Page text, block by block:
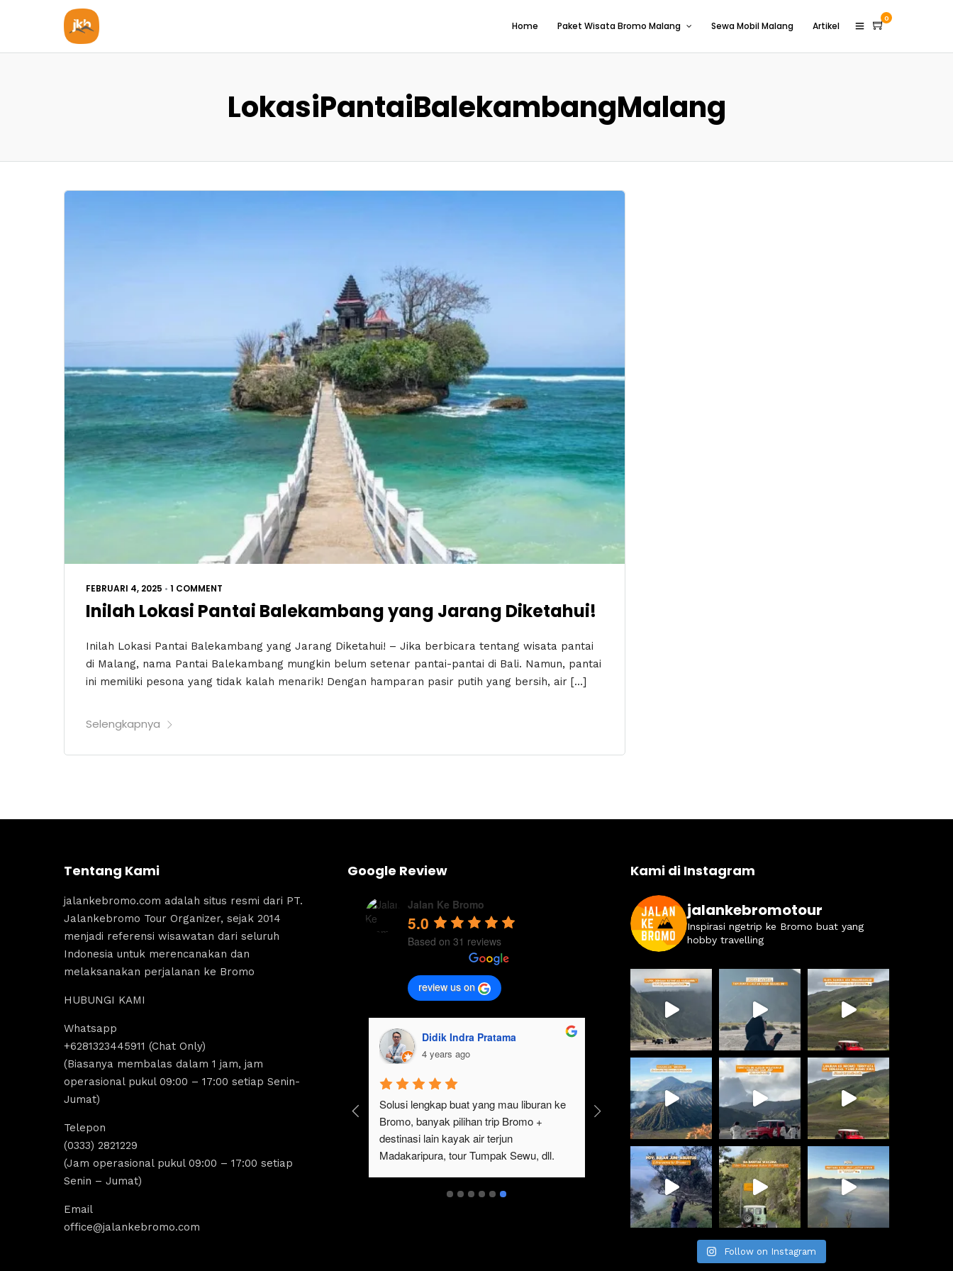
Home Paket Wisata Bromo Malang Sewa Mobil Malang Artikel
0
LokasiPantaiBalekambangMalang
FEBRUARI 4, 2025 • 1 COMMENT
Inilah Lokasi Pantai Balekambang yang Jarang Diketahui!
Inilah Lokasi Pantai Balekambang yang Jarang Diketahui! – Jika berbicara tentang wisata pantai
di Malang, nama Pantai Balekambang mungkin belum setenar pantai-pantai di Bali. Namun, pantai
ini memiliki pesona yang tidak kalah menarik! Dengan hamparan pasir putih yang bersih, air […]
Selengkapnya
Tentang Kami
jalankebromo.com adalah situs resmi dari PT.
Jalankebromo Tour Organizer, sejak 2014
menjadi referensi wisawatan dari seluruh
Indonesia untuk merencanakan dan
melaksanakan perjalanan ke Bromo
HUBUNGI KAMI
Whatsapp
+6281323445911 (Chat Only)
(Biasanya membalas dalam 1 jam, jam
operasional pukul 09:00 – 17:00 setiap Senin-
Jumat)
Telepon
(0333) 2821229
(Jam operasional pukul 09:00 – 17:00 setiap
Senin – Jumat)
Email
office@jalankebromo.com
Google Review
Jalan Ke Bromo
5.0
Based on 31 reviews
review us on
menyediakan sewa
Jeep malang.
aktivitas tour
dan trip bromo.
destinasi Air terjun
amazing banget
4 years ago
bromo, kita bisa melakukan tour bromo
Sunrise dan Sunset.Pokoknya sangat
Didik Indra Pratama
4 years ago
Solusi lengkap buat yang mau liburan ke
Bromo, banyak pilihan trip Bromo +
destinasi lain kayak air terjun
Madakaripura, tour Tumpak Sewu, dll.
Kami di Instagram
jalankebromotour
Inspirasi ngetrip ke Bromo buat yang
hobby travelling
Follow on Instagram